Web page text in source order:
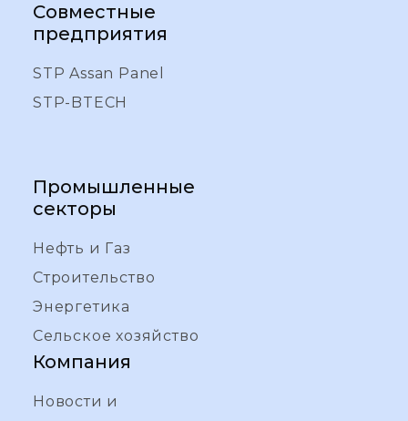
Совместные
предприятия
STP Assan Panel
STP-BTECH
Промышленные
секторы
Нефть и Газ
Строительство
Энергетика
Сельское хозяйство
Компания
Новости и